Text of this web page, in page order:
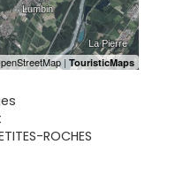
ROCHES